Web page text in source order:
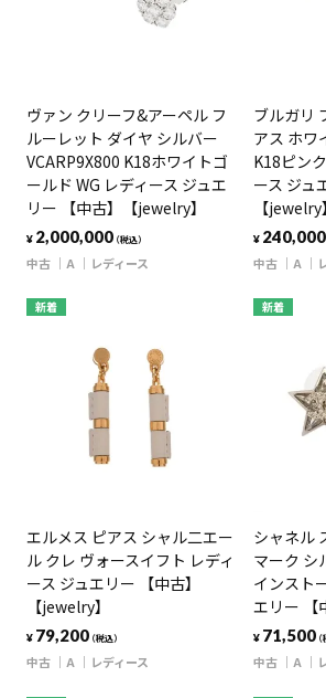
ヴァン クリーフ&アーペル フ
ルーレット ダイヤ シルバー
VCARP9X800 K18ホワイトゴ
ールド WG レディース ジュエ
リー 【中古】【jewelry】
¥ 2,000,000（税込）
中古 A レディース
ブルガリ
アス ホワ
K18ピン
ース ジュ
【jewelry】
¥ 240,000
中古 A
新着
エルメス ピアス シャル二エー
ル クレ ヴォースイフト レディ
ース ジュエリー 【中古】
【jewelry】
¥ 79,200（税込）
中古 A レディース
新着
シャネル
マーク シ
インスト
エリー 【
¥ 71,500（
中古 A